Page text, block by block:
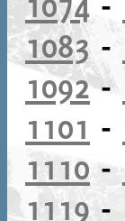
1083 -
1092-
1101 -
1110-
1119-